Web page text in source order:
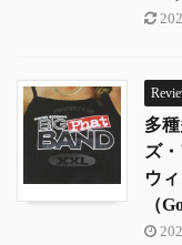
多
ズ
ウ
（